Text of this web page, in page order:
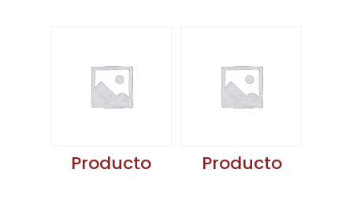
Producto Producto